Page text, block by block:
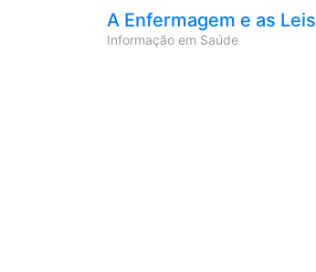
A Enfermagem e as Leis
Informação em Saúde